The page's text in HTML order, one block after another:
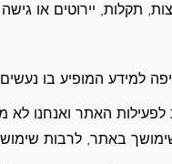
תקלות, יירוטים או
למידע המופיע בו
לפעילות האתר ואנחנו
באתר, לרבות